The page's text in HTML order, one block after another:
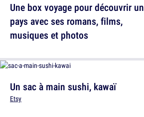
Un sac à main sushi, kawaï
Etsy
Une box voyage pour découvrir un
pays avec ses romans, films,
musiques et photos